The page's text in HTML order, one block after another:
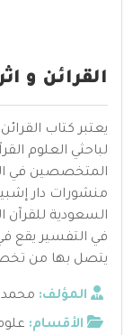
القرائن و
يعتبر كتاب
لباحثي العلوم
المتخصصين في
منشورات دار
السعودية للقرآن
في التفسير يقع
يتصل بها من
المؤلف: محمد
الأقسام: